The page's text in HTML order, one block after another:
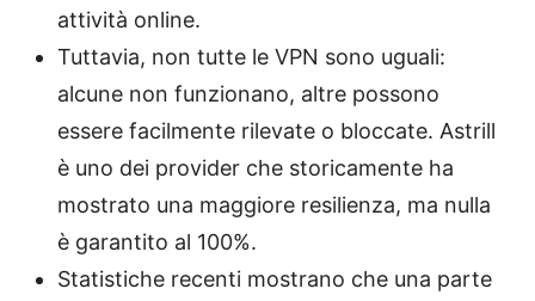
attività online.
Tuttavia, non tutte le VPN sono uguali:
alcune non funzionano, altre possono
essere facilmente rilevate o bloccate. Astrill
è uno dei provider che storicamente ha
mostrato una maggiore resilienza, ma nulla
è garantito al 100%.
Statistiche recenti mostrano che una parte